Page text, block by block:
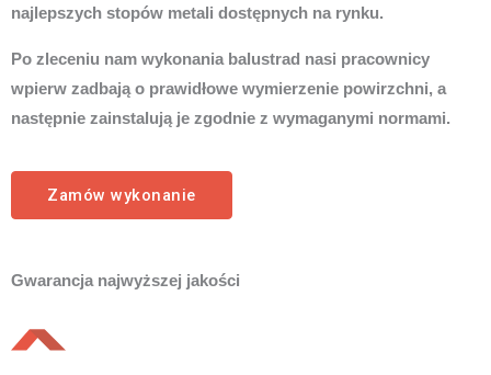
najlepszych stopów metali dostępnych na rynku.
Po zleceniu nam wykonania balustrad nasi pracownicy
wpierw zadbają o prawidłowe wymierzenie powirzchni, a
następnie zainstalują je zgodnie z wymaganymi normami.
Zamów wykonanie
Gwarancja najwyższej jakości